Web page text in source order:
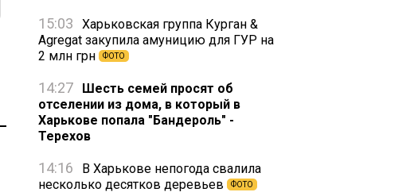
15:03
Харьковская группа Курган &
Agregat закупила амуницию для ГУР на
2 млн грн
ФОТО
14:27
Шесть семей просят об
отселении из дома, в который в
Харькове попала "Бандероль" -
Терехов
14:16
В Харькове непогода свалила
несколько десятков деревьев
ФОТО